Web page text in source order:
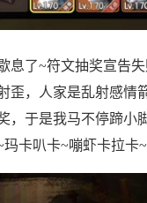
息了~符文抽奖宣告
歪，人家是乱射感情
，于是我马不停蹄小
卡叭卡~嘣虾卡拉卡~